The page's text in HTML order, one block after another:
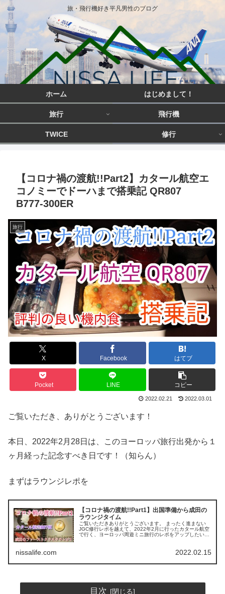
旅・飛行機好き平凡男性のブログ
ホーム はじめまして！
旅行 飛行機
TWICE 修行
【コロナ禍の渡航!!Part2】カタール航空エ
コノミーでドーハまで搭乗記 QR807
B777-300ER
旅行
X Facebook はてブ
Pocket LINE コピー
2022.02.21 2022.03.01
ご覧いただき、ありがとうございます！
本日、2022年2月28日は、このヨーロッパ旅行出発から１
ヶ月経った記念すべき日です！（知らん）
まずはラウンジレポを
【コロナ禍の渡航!!Part1】出国準備から成田の
ラウンジタイム
ご覧いただきありがとうございます。 まったく進まない
JGC修行レポを越えて、2022年2月に行ったカタール航空
で行く、ヨーロッパ周遊ミニ旅行のレポをアップしたいと
nissalife.com 2022.02.15
目次